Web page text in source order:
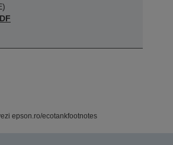
epson.ro/ecotankfootnotes